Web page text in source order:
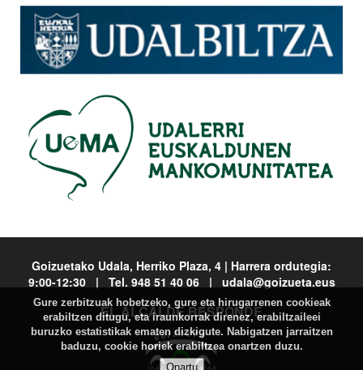
Goizuetako Udala, Herriko Plaza, 4 | Harrera ordutegia:
9:00-12:30 | Tel. 948 51 40 06 | udala@goizueta.eus
EL ALCALDE RESPONDE
Gure zerbitzuak hobetzeko, gure eta hirugarrenen cookieak
erabiltzen ditugu, eta iraunkorrak direnez, erabiltzaileei
buruzko estatistikak ematen dizkigute. Nabigatzen jarraitzen
baduzu, cookie horiek erabiltzea onartzen duzu.